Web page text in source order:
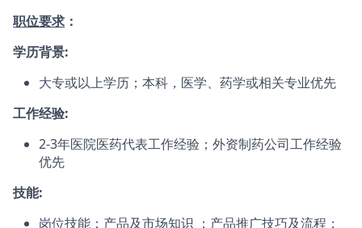
职位要求 ：
学历背景:
大专或以上学历；本科，医学、药学或相关专业优先
工作经验:
2-3年医院医药代表工作经验；外资制药公司工作经验
优先
技能:
岗位技能：产品及市场知识 ；产品推广技巧及流程；